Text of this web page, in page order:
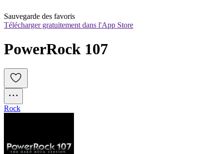
Sauvegarde des favoris
Télécharger gratuitement dans l'App Store
PowerRock 107
Rock